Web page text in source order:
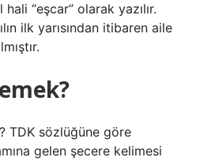
“eşcar” olarak yazılır.
ilk yarısından itibaren aile
TDK sözlüğüne göre
gelen şecere kelimesi